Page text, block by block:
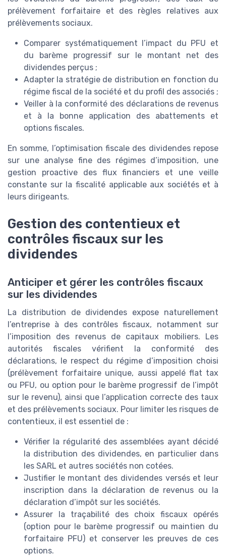
prélèvement forfaitaire et des règles relatives aux
prélèvements sociaux.
Comparer systématiquement l’impact du PFU et
du barème progressif sur le montant net des
dividendes perçus ;
Adapter la stratégie de distribution en fonction du
régime fiscal de la société et du profil des associés ;
Veiller à la conformité des déclarations de revenus
et à la bonne application des abattements et
options fiscales.
En somme, l’optimisation fiscale des dividendes repose
sur une analyse fine des régimes d’imposition, une
gestion proactive des flux financiers et une veille
constante sur la fiscalité applicable aux sociétés et à
leurs dirigeants.
Gestion des contentieux et
contrôles fiscaux sur les
dividendes
Anticiper et gérer les contrôles fiscaux
sur les dividendes
La distribution de dividendes expose naturellement
l’entreprise à des contrôles fiscaux, notamment sur
l’imposition des revenus de capitaux mobiliers. Les
autorités fiscales vérifient la conformité des
déclarations, le respect du régime d’imposition choisi
(prélèvement forfaitaire unique, aussi appelé flat tax
ou PFU, ou option pour le barème progressif de l’impôt
sur le revenu), ainsi que l’application correcte des taux
et des prélèvements sociaux. Pour limiter les risques de
contentieux, il est essentiel de :
Vérifier la régularité des assemblées ayant décidé
la distribution des dividendes, en particulier dans
les SARL et autres sociétés non cotées.
Justifier le montant des dividendes versés et leur
inscription dans la déclaration de revenus ou la
déclaration d’impôt sur les sociétés.
Assurer la traçabilité des choix fiscaux opérés
(option pour le barème progressif ou maintien du
forfaitaire PFU) et conserver les preuves de ces
options.